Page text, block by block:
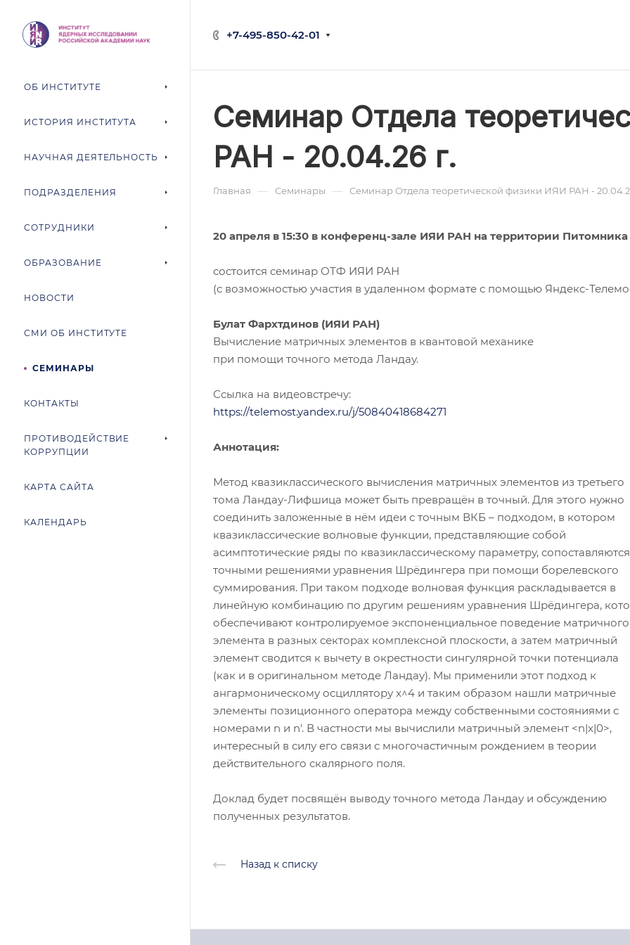
+7-495-850-42-01
ОБ ИНСТИТУТЕ
ИСТОРИЯ ИНСТИТУТА
НАУЧНАЯ ДЕЯТЕЛЬНОСТЬ
ПОДРАЗДЕЛЕНИЯ
СОТРУДНИКИ
ОБРАЗОВАНИЕ
НОВОСТИ
СМИ ОБ ИНСТИТУТЕ
СЕМИНАРЫ
КОНТАКТЫ
ПРОТИВОДЕЙСТВИЕ
КОРРУПЦИИ
КАРТА САЙТА
КАЛЕНДАРЬ
Семинар Отдела
РАН - 20.04.26 г.
Главная — Семинары — Семинар Отдела теоретической физики ИЯИ РАН -
20 апреля в 15:30 в конференц-зале ИЯИ РАН на территории Питомника
состоится семинар ОТФ ИЯИ РАН
(с возможностью участия в удаленном формате с помощью Яндекс-
Булат Фархтдинов (ИЯИ РАН)
Вычисление матричных элементов в квантовой механике
при помощи точного метода Ландау.
Ссылка на видеовстречу:
https://telemost.yandex.ru/j/50840418684271
Аннотация:
Метод квазиклассического вычисления матричных элементов из третьего
тома Ландау-Лифшица может быть превращён в точный. Для этого нужно
соединить заложенные в нём идеи с точным ВКБ – подходом, в котором
квазиклассические волновые функции, представляющие собой
асимптотические ряды по квазиклассическому параметру,
точными решениями уравнения Шрёдингера при помощи борелевского
суммирования. При таком подходе волновая функция раскладывается в
линейную комбинацию по другим решениям уравнения Шрёдингера,
обеспечивают контролируемое экспоненциальное поведение матричного
элемента в разных секторах комплексной плоскости, а затем матричный
элемент сводится к вычету в окрестности сингулярной точки потенциала
(как и в оригинальном методе Ландау). Мы применили этот подход к
ангармоническому осциллятору x^4 и таким образом нашли матричные
элементы позиционного оператора между собственными состояниями с
номерами n и n'. В частности мы вычислили матричный элемент <n|x|0>,
интересный в силу его связи с многочастичным рождением в теории
действительного скалярного поля.
Доклад будет посвящён выводу точного метода Ландау и обсуждению
полученных результатов.
Назад к списку